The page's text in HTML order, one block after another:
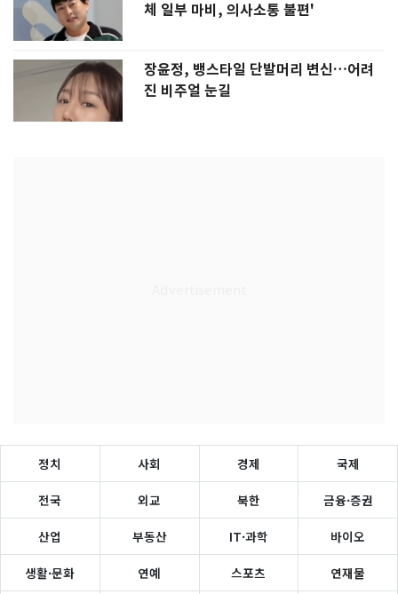
체 일부 마비, 의사소통 불편'
장윤정, 뱅스타일 단발머리 변신…어려
진 비주얼 눈길
정치 사회 경제 국제
전국 외교 북한 금융·증권
산업 부동산 IT·과학 바이오
생활·문화 연예 스포츠 연재물